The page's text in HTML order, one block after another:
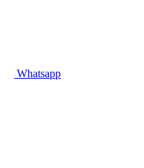
Whatsapp